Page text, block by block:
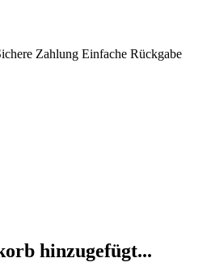
Zahlung Einfache Rückgabe
hinzugefügt...